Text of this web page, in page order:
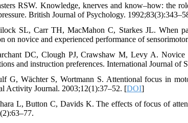
RSW. Knowledge, knerves and know–how: the
British Journal of Psychology.
SL, Carr TH, MacMahon C, Starkes JL. When
on novice and experienced performance of
DC, Clough PJ, Crawshaw M, Levy A. Novice
and instruction preferences. International Journal of
G, Wächter S, Wortmann S. Attentional focus in
Activity Journal. 2003;12(1):37–52. [DOI]
L, Button C, Davids K. The effects of focus of